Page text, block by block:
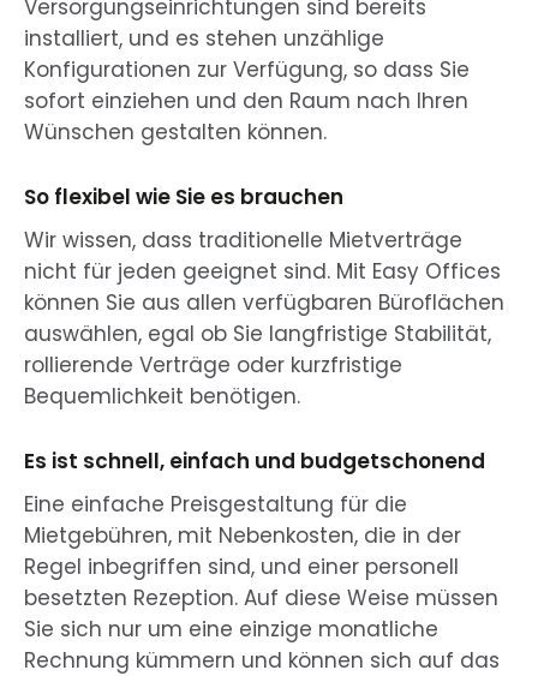
Versorgungseinrichtungen sind bereits
installiert, und es stehen unzählige
Konfigurationen zur Verfügung, so dass Sie
sofort einziehen und den Raum nach Ihren
Wünschen gestalten können.
So flexibel wie Sie es brauchen
Wir wissen, dass traditionelle Mietverträge
nicht für jeden geeignet sind. Mit Easy Offices
können Sie aus allen verfügbaren Büroflächen
auswählen, egal ob Sie langfristige Stabilität,
rollierende Verträge oder kurzfristige
Bequemlichkeit benötigen.
Es ist schnell, einfach und budgetschonend
Eine einfache Preisgestaltung für die
Mietgebühren, mit Nebenkosten, die in der
Regel inbegriffen sind, und einer personell
besetzten Rezeption. Auf diese Weise müssen
Sie sich nur um eine einzige monatliche
Rechnung kümmern und können sich auf das